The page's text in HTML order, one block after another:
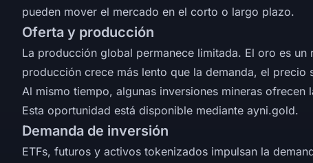
pueden mover el mercado en el corto o largo plazo.
Oferta y producción
La producción global permanece limitada. El oro es
producción crece más lento que la demanda, el precio
Al mismo tiempo, algunas inversiones mineras
Esta oportunidad está disponible mediante ayni.gold.
Demanda de inversión
ETFs, futuros y activos tokenizados impulsan la